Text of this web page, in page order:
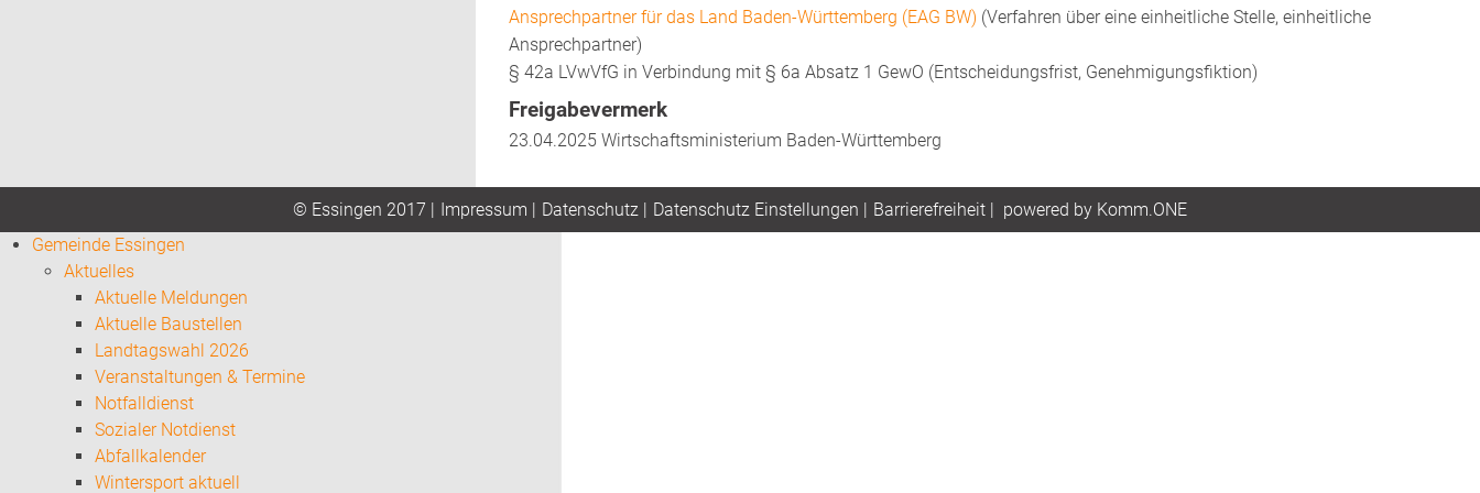
Ansprechpartner für das Land Baden-Württemberg (EAG BW) (Verfahren über eine einheitliche Stelle, einheitliche
Ansprechpartner)
§ 42a LVwVfG in Verbindung mit § 6a Absatz 1 GewO (Entscheidungsfrist, Genehmigungsfiktion)
Freigabevermerk
23.04.2025 Wirtschaftsministerium Baden-Württemberg
© Essingen 2017 | Impressum | Datenschutz | Datenschutz Einstellungen | Barrierefreiheit | powered by Komm.ONE
Gemeinde Essingen
Aktuelles
Aktuelle Meldungen
Aktuelle Baustellen
Landtagswahl 2026
Veranstaltungen & Termine
Notfalldienst
Sozialer Notdienst
Abfallkalender
Wintersport aktuell